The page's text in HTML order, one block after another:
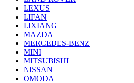
LEXUS
LIFAN
LIXIANG
MAZDA
MERCEDES-BENZ
MINI
MITSUBISHI
NISSAN
OMODA